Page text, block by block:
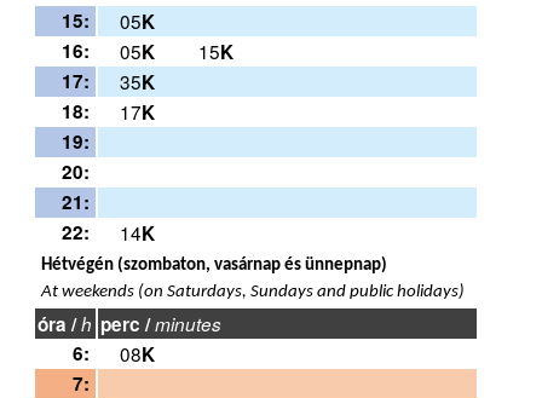
15:
05K
16:
05K 15K
17:
35K
18:
17K
19:
20:
21:
22:
14K
Hétvégén (szombaton, vasárnap és ünnepnap)
At weekends (on Saturdays, Sundays and public holidays)
óra /h perc /minutes
6: 08K
7: